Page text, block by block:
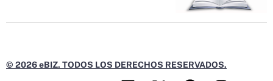
© 2026 eBIZ. TODOS LOS DERECHOS RESERVADOS.